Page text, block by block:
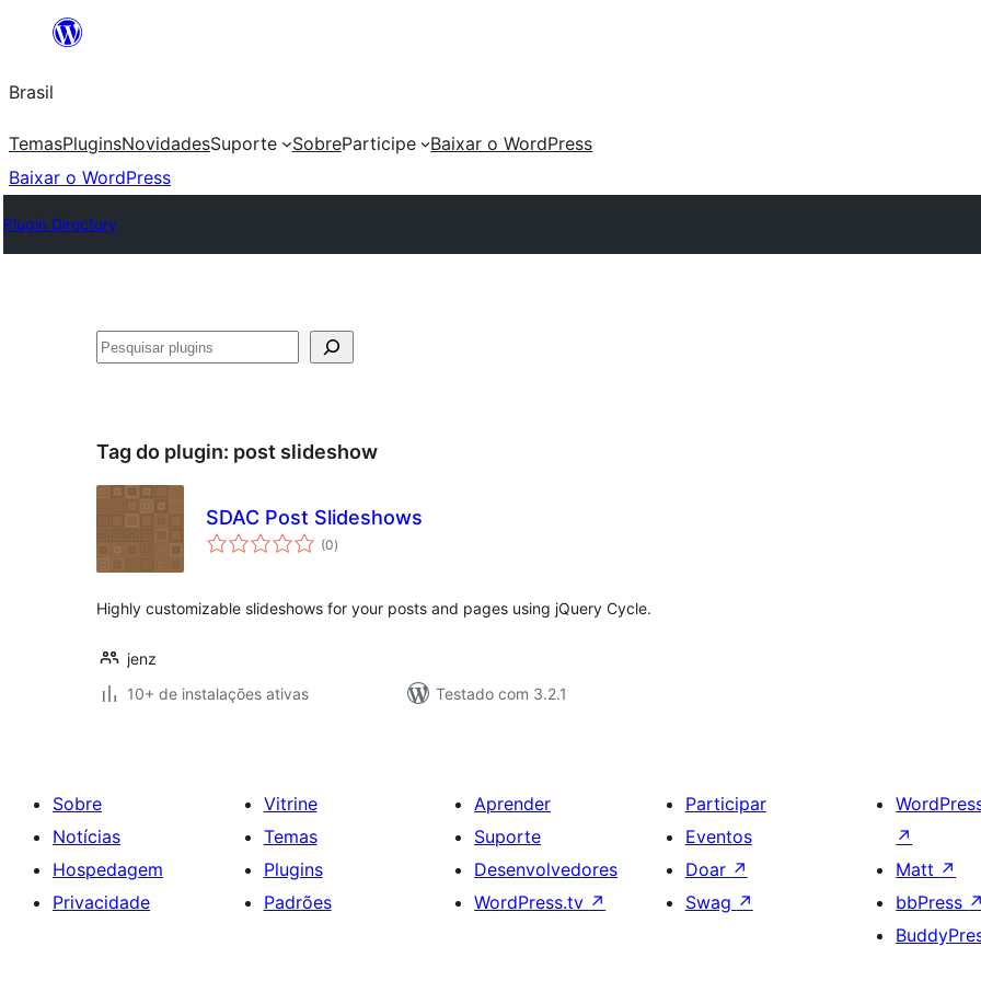
o
conteúdo
Brasil
TemasPluginsNovidadesSuporte SobreParticipe
Baixar o WordPress
Baixar o WordPress
Plugin Directory
Pesquisar
Tag do plugin: post slideshow
SDAC Post Slideshows
(0total
de
)
Highly customizable slideshows for your posts and pages using jQuery Cycle.
jenz
10+ de instalações ativas
Testado com 3.2.1
Sobre
Notícias
Hospedagem
Privacidade
Vitrine
Temas
Plugins
Padrões
Aprender
Suporte
Desenvolvedores
WordPress.tv ↗
Participar
Eventos
Doar ↗
Swag ↗
↗
Matt ↗
bbPress ↗